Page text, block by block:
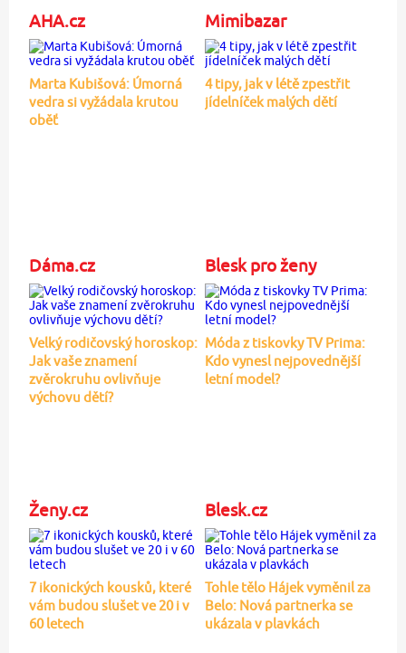
AHA.cz
Marta Kubišová: Úmorná
vedra si vyžádala krutou
oběť
Mimibazar
4 tipy, jak v létě zpestřit
jídelníček malých dětí
Dáma.cz
Velký rodičovský horoskop:
Jak vaše znamení
zvěrokruhu ovlivňuje
výchovu dětí?
Blesk pro ženy
Móda z tiskovky TV Prima:
Kdo vynesl nejpovednější
letní model?
Ženy.cz
7 ikonických kousků, které
vám budou slušet ve 20 i v
60 letech
Blesk.cz
Tohle tělo Hájek vyměnil za
Belo: Nová partnerka se
ukázala v plavkách